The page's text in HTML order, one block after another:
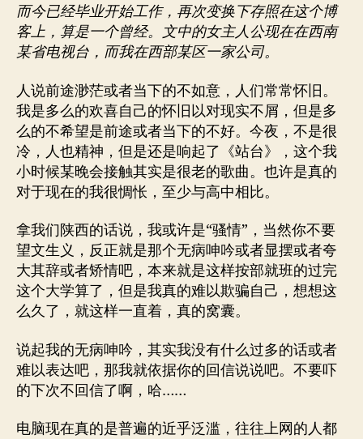
而今已经毕业开始工作，再次变换下存照在这个博
客上，算是一个曾经。文中的女主人公现在在西南
某省电视台，而我在西部某区一家公司。
人说前途渺茫或者当下的不如意，人们常常怀旧。
我是多么的欢喜自己的怀旧以对现实不屑，但是多
么的不希望是前途或者当下的不好。今夜，不是很
冷，人也精神，但是还是响起了《站台》，这个我
小时候某晚会接触其实是很老的歌曲。也许是真的
对于现在的我很惆怅，至少与高中相比。
拿我们陕西的话说，我或许是“骚情”，当然你不要
望文生义，反正就是那个无病呻吟或者显摆或者夸
大其辞或者矫情吧，本来就是这样按部就班的过完
这个大学算了，但是我真的难以欺骗自己，想想这
么久了，就这样一直着，真的窝囊。
说起我的无病呻吟，其实我没有什么过多的话或者
难以表达吧，那我就依据你的回信说说吧。不要吓
的下次不回信了啊，哈……
电脑现在真的是普遍的近乎泛滥，往往上网的人都